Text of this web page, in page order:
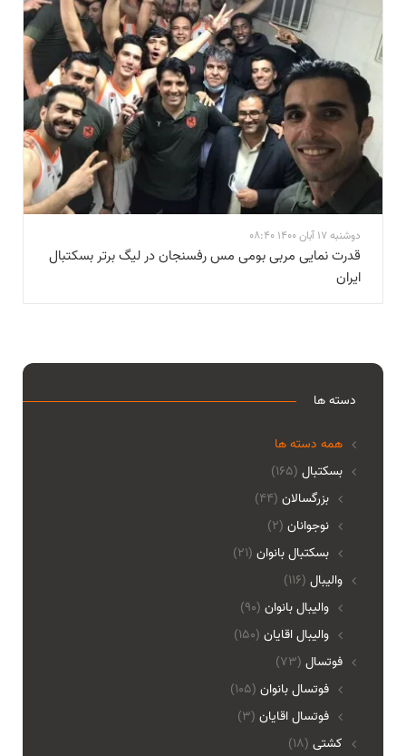
دوشنبه 17 آبان 1400 08:40
قدرت نمایی مربی بومی مس رفسنجان در ليگ برتر بسکتبال
ايران
دسته ها
همه دسته ها
(165) بسکتبال
بزرگسالان (44)
نوجوانان (2)
بسکتبال بانوان (21)
(116) والیبال
واليبال بانوان (90)
واليبال اقايان (150)
(73) فوتسال
فوتسال بانوان (105)
فوتسال اقايان (3)
(18) کشتی